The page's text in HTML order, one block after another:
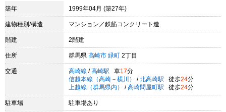
築年 1999年04月 (築27年)
建物種別/構造 マンション／鉄筋コンクリート造
階建 2階建
住所 群馬県 高崎市 緑町 2丁目
交通 高崎線 / 高崎駅 車17分
信越本線（高崎－横川）
/ 北高崎駅 徒歩24分
上越線（群馬県内）
/ 高崎問屋町駅 徒歩24分
駐車場 駐車場あり